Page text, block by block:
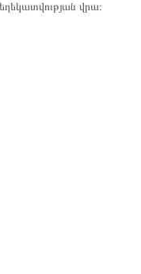
վրա։